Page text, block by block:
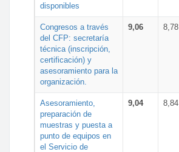
disponibles
Congresos a través
del CFP: secretaría
técnica (inscripción,
certificación) y
asesoramiento para la
organización.
9,06 8,78
Asesoramiento,
preparación de
muestras y puesta a
punto de equipos en
el Servicio de
9,04 8,84